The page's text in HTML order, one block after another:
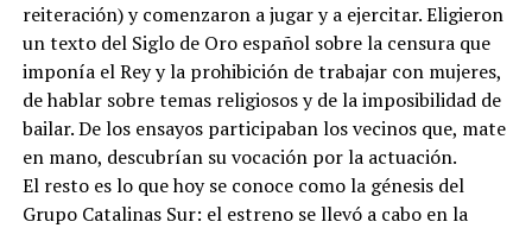
reiteración) y comenzaron a jugar y a ejercitar. Eligieron
un texto del Siglo de Oro español sobre la censura que
imponía el Rey y la prohibición de trabajar con mujeres,
de hablar sobre temas religiosos y de la imposibilidad de
bailar. De los ensayos participaban los vecinos que, mate
en mano, descubrían su vocación por la actuación.
El resto es lo que hoy se conoce como la génesis del
Grupo Catalinas Sur: el estreno se llevó a cabo en la